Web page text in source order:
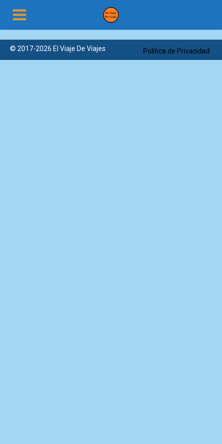
© 2017-2026 El Viaje De Viajes Política de Privacidad